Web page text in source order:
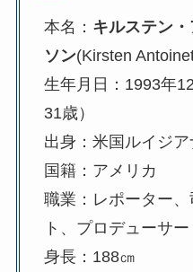
本名： キルステン
ソン(Kirsten
生年月日：1993年
31歳）
出身：米国ルイジ
国籍：アメリカ
職業：レポーター
ト、プロデューサー
身長：188㎝